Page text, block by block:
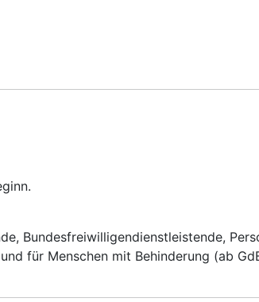
Bundesfreiwilligendienstleistende,
für Menschen mit Behinderung (ab